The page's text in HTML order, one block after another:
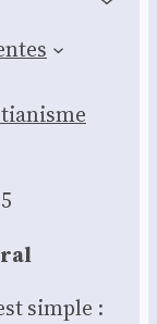
simple :